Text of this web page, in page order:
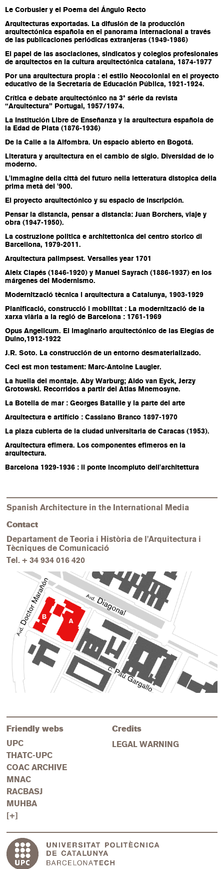
Le Corbusier y el Poema del Ángulo Recto
Arquitecturas exportadas. La difusión de la producción
arquitectónica española en el panorama internacional a través
de las publicaciones periódicas extranjeras (1949-1986)
El papel de las asociaciones, sindicatos y colegios profesionales
de arquitectos en la cultura arquitectónica catalana, 1874-1977
Por una arquitectura propia : el estilo Neocolonial en el proyecto
educativo de la Secretaría de Educación Pública, 1921-1924.
Crítica e debate arquitectónico na 3ª série da revista
“Arquitectura” Portugal, 1957/1974.
La Institución Libre de Enseñanza y la arquitectura española de
la Edad de Plata (1876-1936)
De la Calle a la Alfombra. Un espacio abierto en Bogotá.
Literatura y arquitectura en el cambio de siglo. Diversidad de lo
moderno.
L'immagine della città del futuro nella letteratura distopica della
prima metà del '900.
El proyecto arquitectónico y su espacio de inscripción.
Pensar la distancia, pensar a distancia: Juan Borchers, viaje y
obra (1947-1950).
La costruzione politica e architettonica del centro storico di
Barcellona, 1979-2011.
Arquitectura palimpsest. Versalles year 1701
Aleix Clapés (1846-1920) y Manuel Sayrach (1886-1937) en los
márgenes del Modernismo.
Modernització tècnica i arquitectura a Catalunya, 1903-1929
Planificació, construcció i mobilitat : La modernització de la
xarxa viària a la regió de Barcelona : 1761-1969
Opus Angelicum. El imaginario arquitectónico de las Elegías de
Duino,1912-1922
J.R. Soto. La construcción de un entorno desmaterializado.
Ceci est mon testament: Marc-Antoine Laugier.
La huella del montaje. Aby Warburg; Aldo van Eyck, Jerzy
Grotowski. Recorridos a partir del Atlas Mnemosyne.
La Botella de mar : Georges Bataille y la parte del arte
Arquitectura e artifício : Cassiano Branco 1897-1970
La plaza cubierta de la ciudad universitaria de Caracas (1953).
Arquitectura efimera. Los componentes efimeros en la
arquitectura.
Barcelona 1929-1936 : il ponte incompiuto dell'architettura
Spanish Architecture in the International Media
Contact
Departament de Teoria i Història de l'Arquitectura i
Tècniques de Comunicació
Tel. + 34 934 016 420
Friendly webs
UPC
THATC-UPC
COAC ARCHIVE
MNAC
RACBASJ
MUHBA
[+]
Credits
LEGAL WARNING